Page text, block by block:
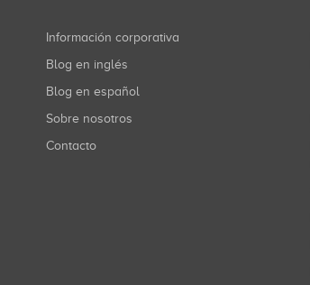
Información corporativa
Blog en inglés
Blog en español
Sobre nosotros
Contacto